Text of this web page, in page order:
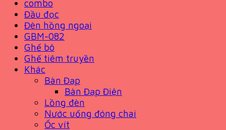
combo
Đầu đọc
Đèn hồng ngoại
GBM-082
Ghế bô
Ghế tiêm truyền
Khác
Bàn Đạp
Bàn Đạp Điện
Lồng đèn
Nước uống đóng chai
Ốc vít